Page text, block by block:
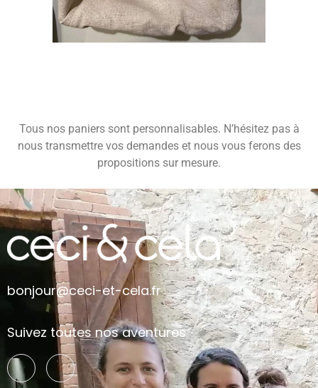
Tous nos paniers sont personnalisables. N’hésitez pas à
nous transmettre vos demandes et nous vous ferons des
propositions sur mesure.
bonjour@ceci-et-cela.fr
Suivez toutes nos aventures